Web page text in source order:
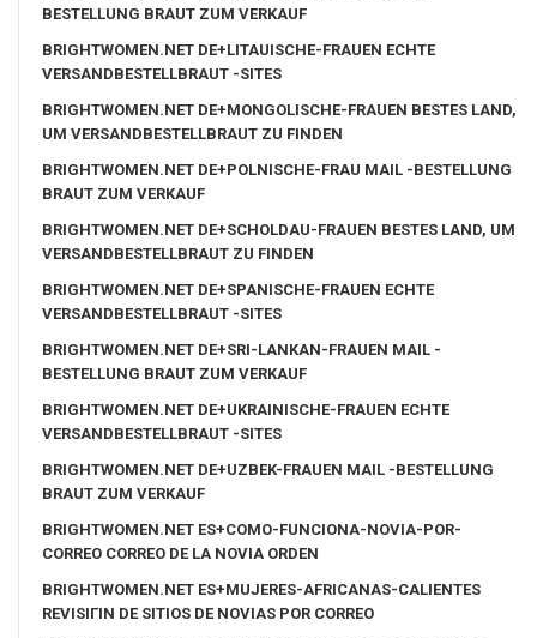
BESTELLUNG BRAUT ZUM VERKAUF
BRIGHTWOMEN.NET DE+LITAUISCHE-FRAUEN ECHTE
VERSANDBESTELLBRAUT -SITES
BRIGHTWOMEN.NET DE+MONGOLISCHE-FRAUEN BESTES LAND,
UM VERSANDBESTELLBRAUT ZU FINDEN
BRIGHTWOMEN.NET DE+POLNISCHE-FRAU MAIL -BESTELLUNG
BRAUT ZUM VERKAUF
BRIGHTWOMEN.NET DE+SCHOLDAU-FRAUEN BESTES LAND, UM
VERSANDBESTELLBRAUT ZU FINDEN
BRIGHTWOMEN.NET DE+SPANISCHE-FRAUEN ECHTE
VERSANDBESTELLBRAUT -SITES
BRIGHTWOMEN.NET DE+SRI-LANKAN-FRAUEN MAIL -
BESTELLUNG BRAUT ZUM VERKAUF
BRIGHTWOMEN.NET DE+UKRAINISCHE-FRAUEN ECHTE
VERSANDBESTELLBRAUT -SITES
BRIGHTWOMEN.NET DE+UZBEK-FRAUEN MAIL -BESTELLUNG
BRAUT ZUM VERKAUF
BRIGHTWOMEN.NET ES+COMO-FUNCIONA-NOVIA-POR-
CORREO CORREO DE LA NOVIA ORDEN
BRIGHTWOMEN.NET ES+MUJERES-AFRICANAS-CALIENTES
REVISIГІN DE SITIOS DE NOVIAS POR CORREO